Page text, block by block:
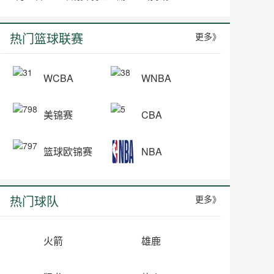
热门篮球联赛 更多》
WCBA WNBA
美锦赛 CBA
篮球欧锦赛 NBA
热门球队 更多》
火箭 雄鹿